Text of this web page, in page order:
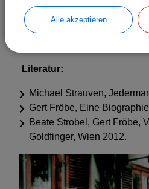
Quellen:
Bundesarchiv Berlin: BArch
Literatur:
Michael Strauven,
Gert Fröbe, Eine
Beate Strobel, Gert Fröbe,
Goldfinger, Wien 2012.
Alle akzeptieren